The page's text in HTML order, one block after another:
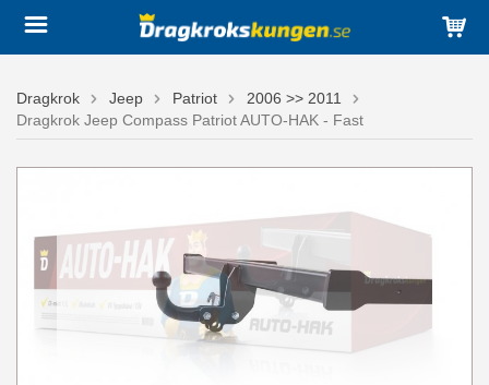
Dragkrok Jeep Patriot
2006 >> 2011
Dragkrok Jeep Compass Patriot AUTO-HAK - Fast